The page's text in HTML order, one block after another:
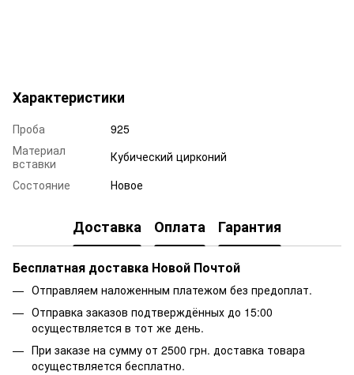
Характеристики
Проба
925
Материал
вставки
Кубический цирконий
Состояние
Новое
Доставка Оплата Гарантия
Бесплатная доставка Новой Почтой
Отправляем наложенным платежом без предоплат.
Отправка заказов подтверждённых до 15:00
осуществляется в тот же день.
При заказе на сумму от 2500 грн. доставка товара
осуществляется бесплатно.